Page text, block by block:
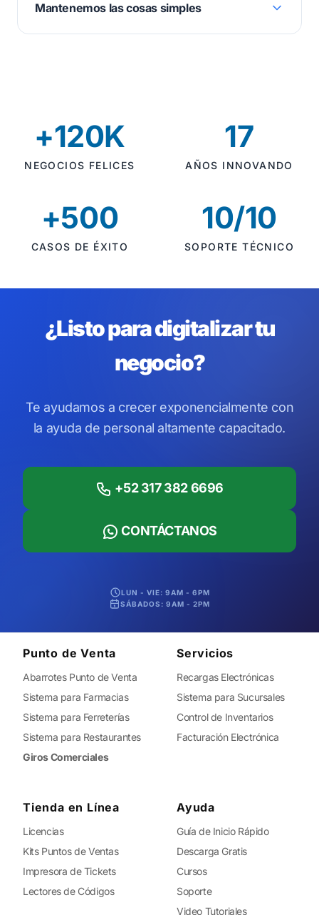
Mantenemos las cosas simples
+120K
NEGOCIOS FELICES
17
AÑOS INNOVANDO
+500
CASOS DE ÉXITO
10/10
SOPORTE TÉCNICO
¿Listo para digitalizar tu
negocio?
Te ayudamos a crecer exponencialmente con
la ayuda de personal altamente capacitado.
+52 317 382 6696
CONTÁCTANOS
LUN - VIE: 9AM - 6PM
SÁBADOS: 9AM - 2PM
Punto de Venta
Abarrotes Punto de Venta
Sistema para Farmacias
Sistema para Ferreterías
Sistema para Restaurantes
Giros Comerciales
Servicios
Recargas Electrónicas
Sistema para Sucursales
Control de Inventarios
Facturación Electrónica
Tienda en Línea
Licencias
Kits Puntos de Ventas
Impresora de Tickets
Lectores de Códigos
Ayuda
Guía de Inicio Rápido
Descarga Gratis
Cursos
Soporte
Video Tutoriales